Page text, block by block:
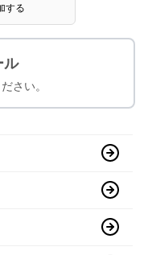
する
ル
さい。